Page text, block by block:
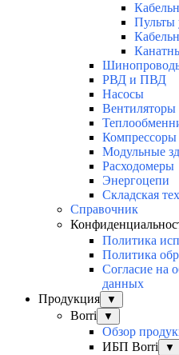
Пульты
РВД и ПВД
Насосы
Вентиляторы
Компрессоры
Модульные
Расходомеры
Энергоцепи
Складская
Справочник
Политика
Политика
Согласие на
данных
Продукция
▼
Borri ▼
Обзор
ИБП Borri
▼